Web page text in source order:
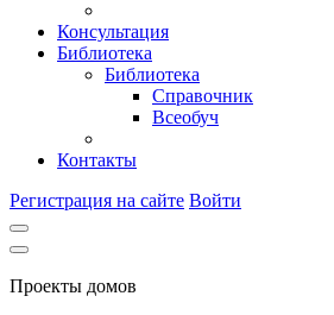
Консультация
Библиотека
Библиотека
Справочник
Всеобуч
Контакты
Регистрация на сайте Войти
Проекты домов